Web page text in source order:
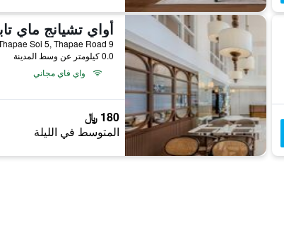
9 Thapae Soi 5, Thapae Road, شيانج ماي, تايلاند
0.0 كيلومتر عن وسط المدينة
واي فاي مجاني
180 ﷼
المتوسط في الليلة